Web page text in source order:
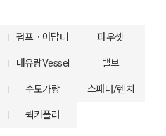
펌프ㆍ아답터 파우셋
대유량Vessel 밸브
수도가랑 스패너/렌치
퀵커플러